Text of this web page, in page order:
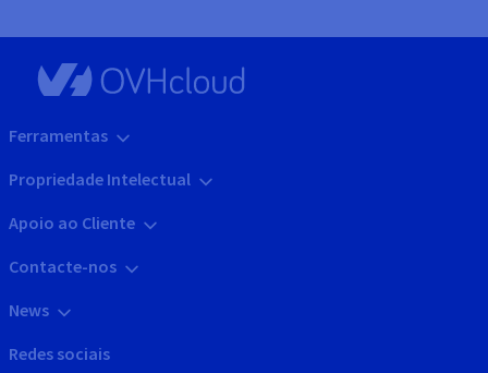
Ferramentas
Propriedade Intelectual
Apoio ao Cliente
Contacte-nos
News
Redes sociais